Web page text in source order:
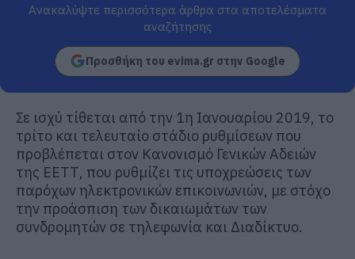
Ανακαλύψτε περισσότερα άρθρα στα αποτελέσματα
αναζήτησης
Προσθήκη του evima.gr στην Google
Σε ισχύ τίθεται από την 1η Ιανουαρίου 2019, το
τρίτο και τελευταίο στάδιο ρυθμίσεων που
προβλέπεται στον Κανονισμό Γενικών Αδειών
της ΕΕΤΤ, που ρυθμίζει τις υποχρεώσεις των
παρόχων ηλεκτρονικών επικοινωνιών, με στόχο
την προάσπιση των δικαιωμάτων των
συνδρομητών σε τηλεφωνία και Διαδίκτυο.